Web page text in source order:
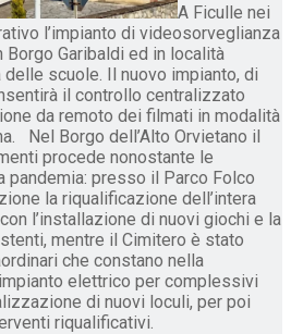
A Ficulle nei
l’impianto di videosorveglianza
Garibaldi ed in località
scuole. Il nuovo impianto, di
il controllo centralizzato
da remoto dei filmati in modalità
Nel Borgo dell’Alto Orvietano il
procede nonostante le
pandemia: presso il Parco Folco
la riqualificazione dell’intera
l’installazione di nuovi giochi e la
mentre il Cimitero è stato
che constano nella
elettrico per complessivi
di nuovi loculi, per poi
riqualificativi.